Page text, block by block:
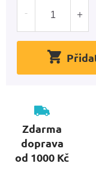
Zdarma
doprava
od 1000 Kč